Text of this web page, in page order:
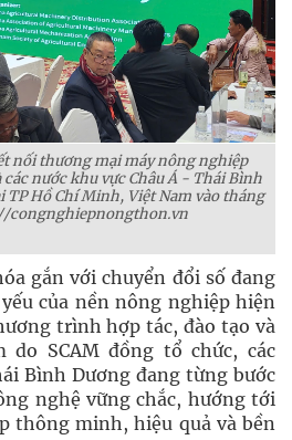
nối thương mại máy nông nghiệp
các nước khu vực Châu Á - Thái Bình
Hồ Chí Minh, Việt Nam vào tháng
congnghiepnongthon.vn
gắn với chuyển đổi số đang
của nền nông nghiệp hiện
trình hợp tác, đào tạo và
do SCAM đồng tổ chức, các
Bình Dương đang từng bước
nghệ vững chắc, hướng tới
thông minh, hiệu quả và bền